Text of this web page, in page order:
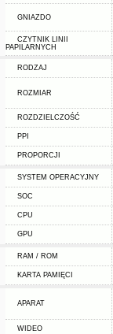
GNIAZDO
CZYTNIK LINII
PAPILARNYCH
RODZAJ
ROZMIAR
ROZDZIELCZOŚĆ
PPI
PROPORCJI
SYSTEM OPERACYJNY
SOC
CPU
GPU
RAM / ROM
KARTA PAMIĘCI
APARAT
WIDEO